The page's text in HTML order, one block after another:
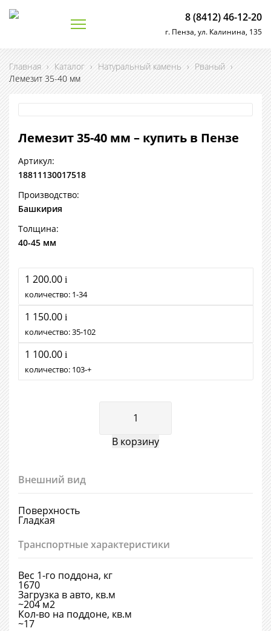
8 (8412) 46-12-20
г. Пенза, ул. Калинина, 135
Главная › Каталог › Натуральный камень › Рваный ›
Лемезит 35-40 мм
Лемезит 35-40 мм – купить в Пензе
Артикул:
18811130017518
Производство:
Башкирия
Толщина:
40-45 мм
1 200.00 i
количество: 1 34
1 150.00 i
количество:35 102
1 100.00 i
количество: 103 +
Внешний вид
Поверхность
Гладкая
Транспортные характеристики
Вес 1-го поддона, кг
1670
Загрузка в авто, кв.м
~204 м2
Кол-во на поддоне, кв.м
~17